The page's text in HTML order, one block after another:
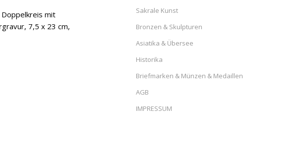
Doppelkreis mit
7,5 x 23 cm,
Sakrale Kunst
Bronzen & Skulpturen
Asiatika & Übersee
Historika
Briefmarken & Münzen & Medaillen
AGB
IMPRESSUM